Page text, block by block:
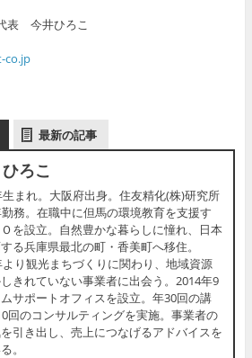
表 今井ひろこ
co.jp
最新の記事
ろこ
生まれ。大阪府出身。住友精化(株)研究所
務。在職中に但馬の環境教育を支援す
を設立。自然豊かな暮らしに憧れ、日本
る兵庫県最北の町・香美町へ移住。
より観光まちづくりに関わり、地域資源
きれていない事業者に出会う。2014年9
サポートオフィスを設立。年30回の講
回のコンサルティングを実施。事業者の
引き出し、売上につなげるアドバイスを
。